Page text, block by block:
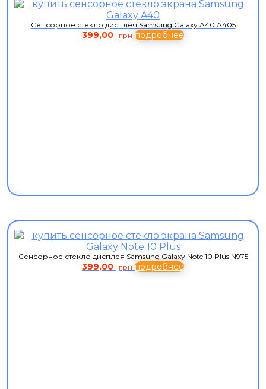
Сенсорное стекло дисплея Samsung Galaxy A40 A405
399,00 грн подробнее
Сенсорное стекло дисплея Samsung Galaxy Note 10 Plus N975
399,00 грн подробнее